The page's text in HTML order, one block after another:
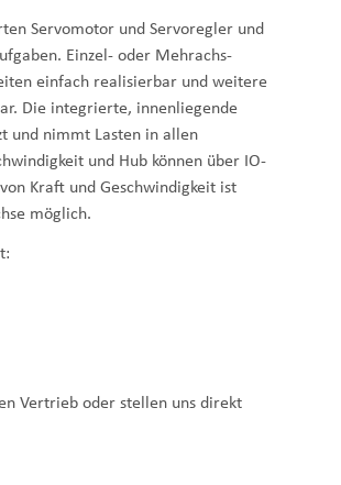
Servomotor und Servoregler und
Einzel- oder Mehrachs-
einfach realisierbar und weitere
Die integrierte, innenliegende
und nimmt Lasten in allen
und Hub können über IO-
Kraft und Geschwindigkeit ist
möglich.
Vertrieb oder stellen uns direkt